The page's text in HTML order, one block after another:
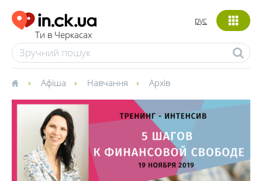
Ти в Черкасах
рус
Афіша Навчання Архів